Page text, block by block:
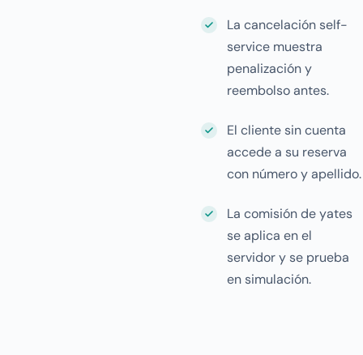
La cancelación self-
service muestra
penalización y
reembolso antes.
El cliente sin cuenta
accede a su reserva
con número y apellido.
La comisión de yates
se aplica en el
servidor y se prueba
en simulación.